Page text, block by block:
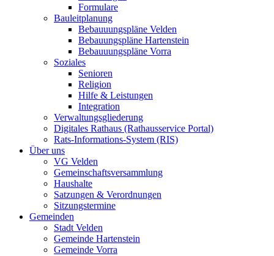
Formulare
Bauleitplanung
Bebauuungspläne Velden
Bebauungspläne Hartenstein
Bebauuungspläne Vorra
Soziales
Senioren
Religion
Hilfe & Leistungen
Integration
Verwaltungsgliederung
Digitales Rathaus (Rathausservice Portal)
Rats-Informations-System (RIS)
Über uns
VG Velden
Gemeinschaftsversammlung
Haushalte
Satzungen & Verordnungen
Sitzungstermine
Gemeinden
Stadt Velden
Gemeinde Hartenstein
Gemeinde Vorra